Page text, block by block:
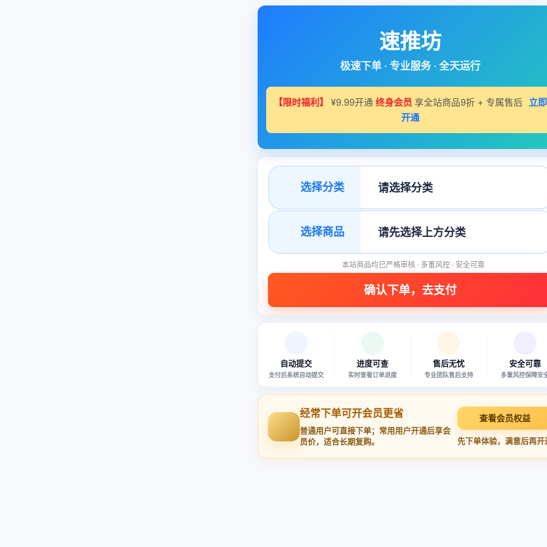
速推坊
极速下单 · 专业服务 · 全天运行
【限时福利】 ¥9.99开通 终身会员 享全站商品9折 + 专属售后 立即
开通
选择分类
选择商品
本站商品均已严格审核 · 多重风控 · 安全可靠
自动提交
支付后系统自动提交
进度可查
实时查看订单进度
售后无忧
专业团队售后支持
安全可靠
多重风控保障安
经常下单可开会员更省
普通用户可直接下单；常用用户开通后享会
员价，适合长期复购。
查看会员权益
先下单体验，满意后再开